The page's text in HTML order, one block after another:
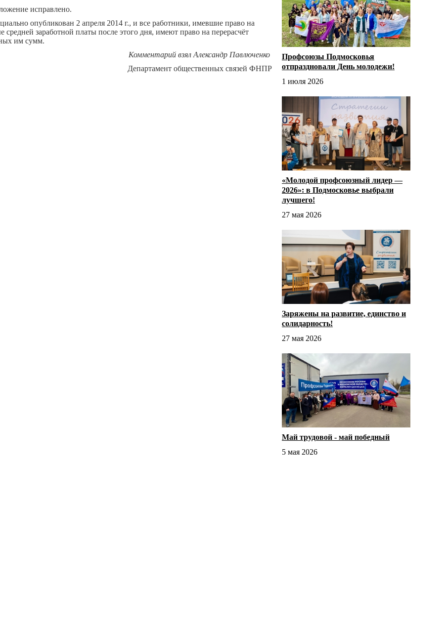
исправлено.
опубликован 2 апреля 2014 г., и все работники, имевшие право на
средней заработной платы после этого дня, имеют право на перерасчёт
им сумм.
Комментарий взял Александр Павлюченко
Департамент общественных связей ФНПР
Профсоюзы Подмосковья
отпраздновали День молодежи!
1 июля 2026
«Молодой профсоюзный лидер —
2026»: в Подмосковье выбрали
лучшего!
27 мая 2026
Заряжены на развитие, единство и
солидарность!
27 мая 2026
Май трудовой - май победный
5 мая 2026